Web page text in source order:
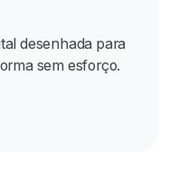
desenhada para
sem esforço.